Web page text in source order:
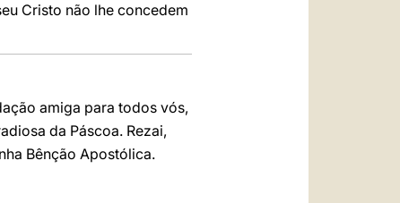
Cristo não lhe concedem
amiga para todos vós,
da Páscoa. Rezai,
Bênção Apostólica.